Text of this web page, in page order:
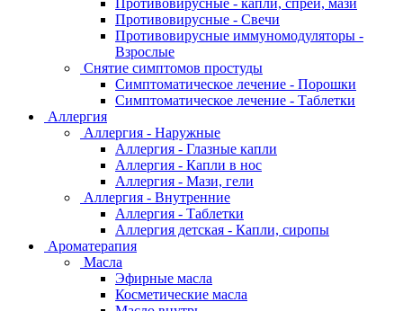
Противовирусные - Свечи
Противовирусные иммуномодуляторы -
Взрослые
Снятие симптомов простуды
Симптоматическое лечение - Порошки
Симптоматическое лечение - Таблетки
Аллергия
Аллергия - Наружные
Аллергия - Глазные капли
Аллергия - Капли в нос
Аллергия - Мази, гели
Аллергия - Внутренние
Аллергия - Таблетки
Аллергия детская - Капли, сиропы
Ароматерапия
Масла
Эфирные масла
Косметические масла